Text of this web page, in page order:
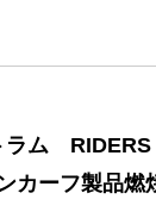
ラム RIDERS
カーフ製品燃